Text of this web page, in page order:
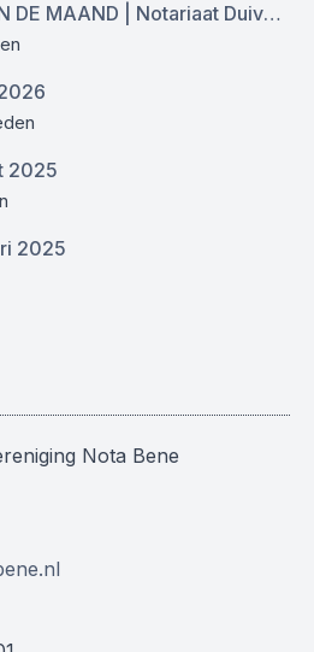
SPONSOR VAN DE MAAND | Notariaat Duiven Westervoort
2025
2025
Nota Bene